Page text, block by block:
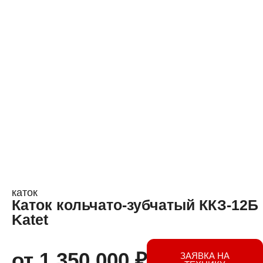
каток
Каток кольчато-зубчатый ККЗ-12Б
Katet
ЗАЯВКА НА